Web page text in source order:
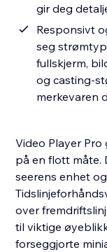
gir deg
Responsivt
seg
fullskjerm,
og casting-
merkevaren
Video Player
på en flott måte.
seerens enhet
over
til viktige
forseggjorte